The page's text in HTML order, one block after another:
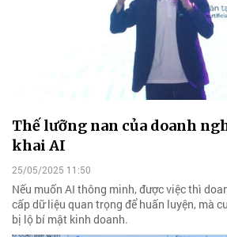
Thế lưỡng nan của doanh
khai AI
25/05/2025 11:50
Nếu muốn AI thông minh, được việc thì
cấp dữ liệu quan trọng để huấn luyện, mà
bị lộ bí mật kinh doanh.